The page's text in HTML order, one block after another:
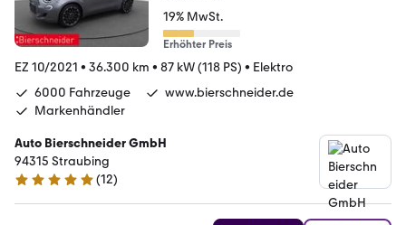
19% MwSt.
Erhöhter Preis
EZ 10/2021 • 36.300 km • 87 kW (118 PS) • Elektro
6000 Fahrzeuge
www.bierschneider.de
Markenhändler
Auto Bierschneider GmbH
94315 Straubing
4.9 Sterne
(12)